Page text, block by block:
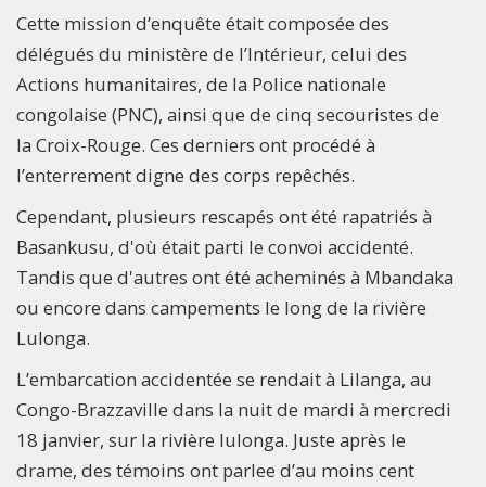
Cette mission d’enquête était composée des
délégués du ministère de l’Intérieur, celui des
Actions humanitaires, de la Police nationale
congolaise (PNC), ainsi que de cinq secouristes de
la Croix-Rouge. Ces derniers ont procédé à
l’enterrement digne des corps repêchés.
Cependant, plusieurs rescapés ont été rapatriés à
Basankusu, d'où était parti le convoi accidenté.
Tandis que d'autres ont été acheminés à Mbandaka
ou encore dans campements le long de la rivière
Lulonga.
L’embarcation accidentée se rendait à Lilanga, au
Congo-Brazzaville dans la nuit de mardi à mercredi
18 janvier, sur la rivière lulonga. Juste après le
drame, des témoins ont parlee d’au moins cent